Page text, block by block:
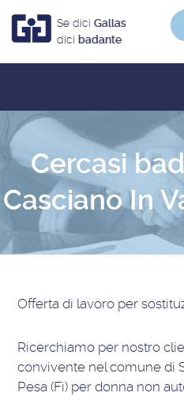
Se dici Gallas
dici badante
Cercasi
Casciano In
Offerta di lavoro per
Ricerchiamo per nostro
convivente nel comune di
Pesa (Fi) per donna non